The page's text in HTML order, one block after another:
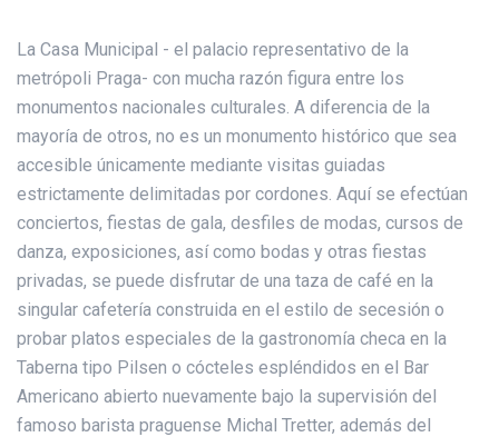
La Casa Municipal - el palacio representativo de la
metrópoli Praga- con mucha razón figura entre los
monumentos nacionales culturales. A diferencia de la
mayoría de otros, no es un monumento histórico que sea
accesible únicamente mediante visitas guiadas
estrictamente delimitadas por cordones. Aquí se efectúan
conciertos, fiestas de gala, desfiles de modas, cursos de
danza, exposiciones, así como bodas y otras fiestas
privadas, se puede disfrutar de una taza de café en la
singular cafetería construida en el estilo de secesión o
probar platos especiales de la gastronomía checa en la
Taberna tipo Pilsen o cócteles espléndidos en el Bar
Americano abierto nuevamente bajo la supervisión del
famoso barista praguense Michal Tretter, además del